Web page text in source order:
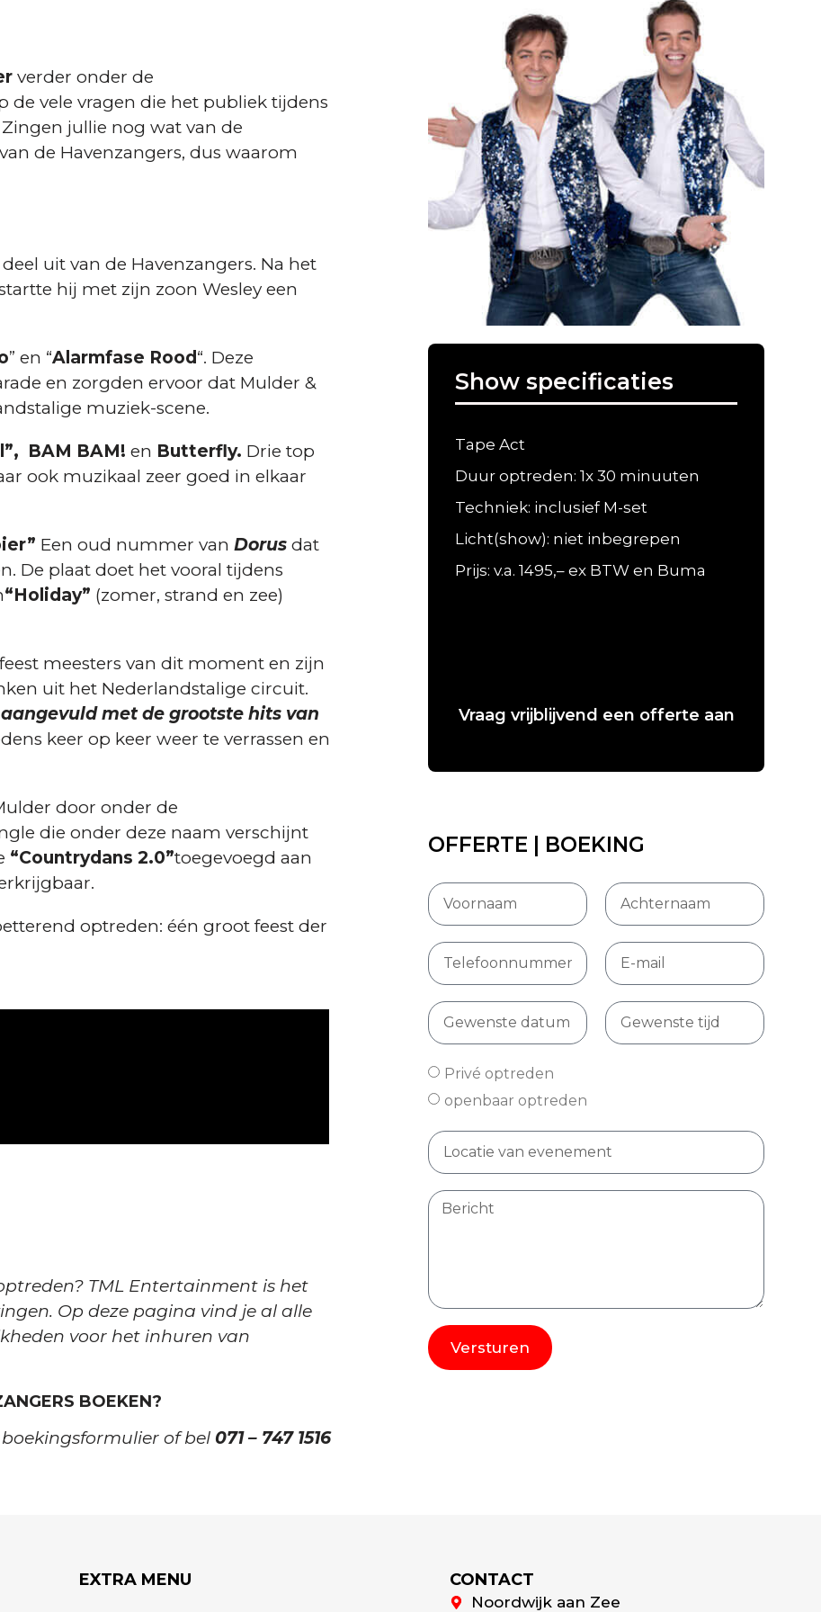
verder onder de
de vele vragen die het publiek tijdens
jullie nog wat van de
de Havenzangers, dus waarom
uit van de Havenzangers. Na het
hij met zijn zoon Wesley een
” en “Alarmfase Rood “. Deze
en zorgden ervoor dat Mulder &
muziek-scene.
BAM BAM! en Butterfly. Drie top
ook muzikaal zeer goed in elkaar
Een oud nummer van Dorus dat
De plaat doet het vooral tijdens
“Holiday” (zomer, strand en zee)
meesters van dit moment en zijn
uit het Nederlandstalige circuit.
aangevuld met de grootste hits van
keer op keer weer te verrassen en
door onder de
die onder deze naam verschijnt
“Countrydans 2.0”toegevoegd aan
optreden: één groot feest der
TML Entertainment is het
Op deze pagina vind je al alle
voor het inhuren van
BOEKEN?
of bel 071 – 747 1516
Show specificaties
Tape Act
Duur optreden: 1x 30 minuuten
Techniek: inclusief M-set
Licht(show): niet inbegrepen
Prijs: v.a. 1495,– ex BTW en Buma
Vraag vrijblijvend een offerte aan
OFFERTE | BOEKING
Privé optreden
openbaar optreden
Versturen
EXTRA MENU CONTACT
Noordwijk aan Zee